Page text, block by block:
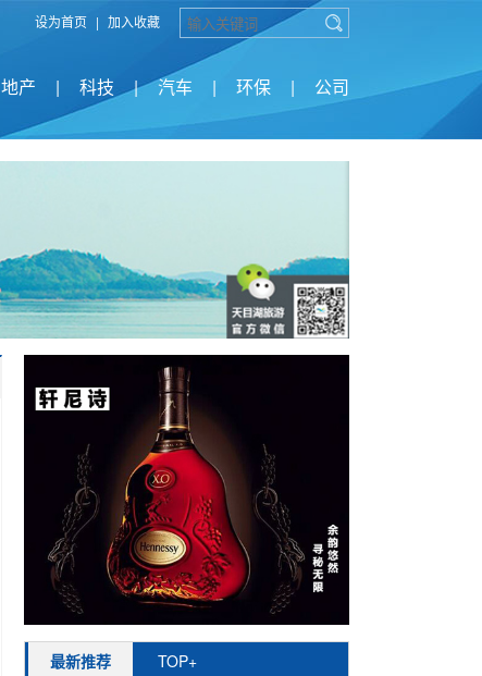
设为首页 | 加入收藏
地产 | 科技 | 汽车 | 环保 | 公司
最新推荐 TOP+